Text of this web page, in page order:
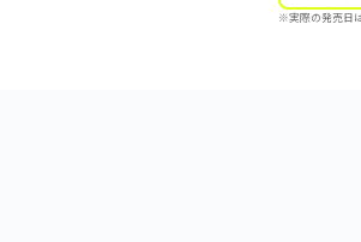
※実際の発売日